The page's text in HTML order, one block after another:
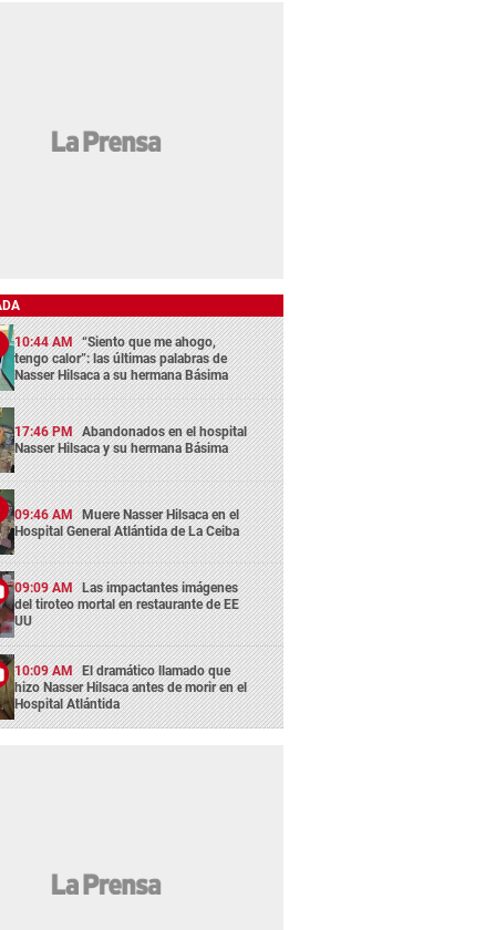
10:44 AM “Siento que me ahogo,
tengo calor”: las últimas palabras de
Nasser Hilsaca a su hermana Básima
17:46 PM Abandonados en el hospital
Nasser Hilsaca y su hermana Básima
09:46 AM Muere Nasser Hilsaca en el
Hospital General Atlántida de La Ceiba
09:09 AM Las impactantes imágenes
del tiroteo mortal en restaurante de EE
UU
10:09 AM El dramático llamado que
hizo Nasser Hilsaca antes de morir en el
Hospital Atlántida